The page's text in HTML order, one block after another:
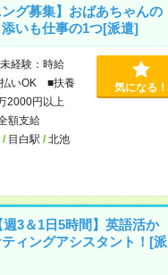
ング募集】おばあちゃんの
いも仕事の1つ[派遣]
経験：時給
いOK ■扶養
2000円以上
額支給
/ 目白駅 /北池
気になる！
週3＆1日5時間】英語活か
ィングアシスタント！[派